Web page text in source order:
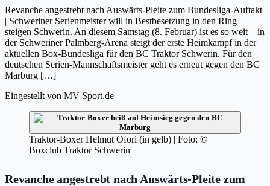
Revanche angestrebt nach Auswärts-Pleite zum Bundesliga-Auftakt
| Schweriner Serienmeister will in Bestbesetzung in den Ring
steigen Schwerin. An diesem Samstag (8. Februar) ist es so weit – in
der Schweriner Palmberg-Arena steigt der erste Heimkampf in der
aktuellen Box-Bundesliga für den BC Traktor Schwerin. Für den
deutschen Serien-Mannschaftsmeister geht es erneut gegen den BC
Marburg […]
Eingestellt von MV-Sport.de
Traktor-Boxer Helmut Ofori (in gelb) | Foto: ©
Boxclub Traktor Schwerin
Revanche angestrebt nach Auswärts-Pleite zum